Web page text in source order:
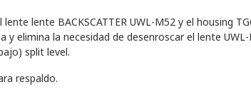
lente BACKSCATTER UWL-M52 y el housing
elimina la necesidad de desenroscar el lente
split level.
respaldo.